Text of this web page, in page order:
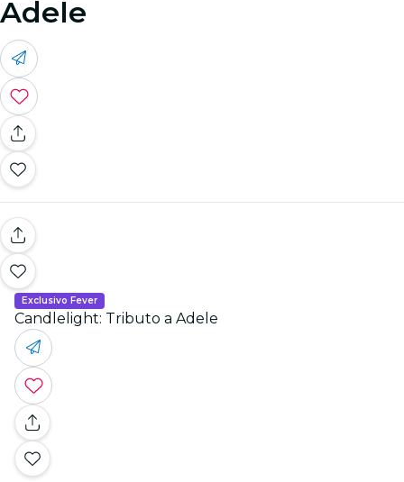
Adele
Exclusivo Fever
Candlelight: Tributo a Adele